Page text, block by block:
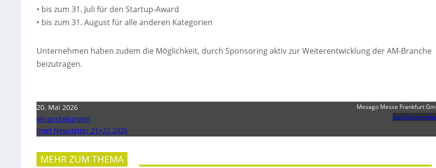
• bis zum 31. Juli für den Startup-Award
• bis zum 31. August für alle anderen Kategorien
Unternehmen haben zudem die Möglichkeit, durch Sponsoring aktiv zur Weiterentwicklung der AM-Branche
beizutragen.
20. Mai 2026
Veranstaltungen
[me] Newsletter 21+22 2026
Mesago Messe Frankfurt
Zur
MEHR ZUM THEMA